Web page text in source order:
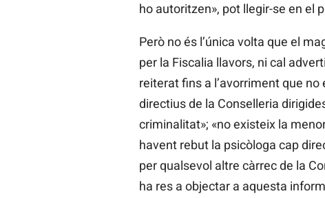
ho autoritzen», pot llegir-se en el
Però no és l’única volta que el
per la Fiscalia llavors, ni cal
reiterat fins a l’avorriment que
directius de la Conselleria
criminalitat»; «no existeix la
havent rebut la psicòloga cap
per qualsevol altre càrrec de la
ha res a objectar a aquesta